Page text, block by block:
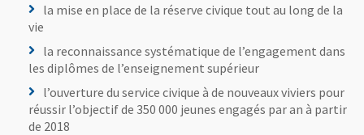
la mise en place de la réserve civique tout au long de la
vie
la reconnaissance systématique de l’engagement dans
les diplômes de l’enseignement supérieur
l’ouverture du service civique à de nouveaux viviers pour
réussir l’objectif de 350 000 jeunes engagés par an à partir
de 2018